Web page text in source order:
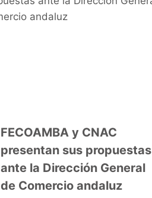
FECOAMBA y CNAC
presentan sus propuestas
ante la Dirección General
de Comercio andaluz